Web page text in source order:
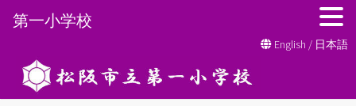
ン
English / 日本語
第一小学校